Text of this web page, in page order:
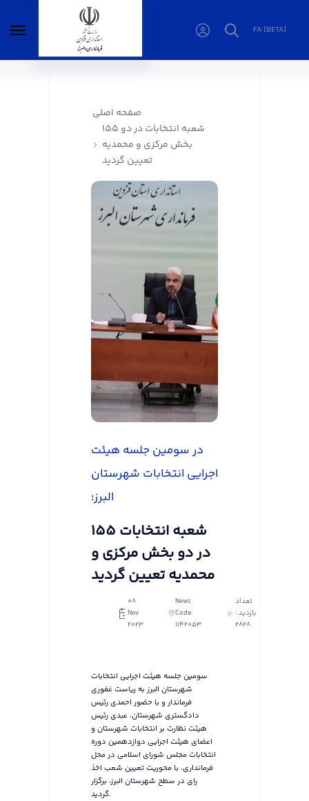
FA [BETA]
صفحه اصلی
155 شعبه انتخابات در دو
بخش مرکزی و محمدیه
تعیین گردید
در سومین جلسه هیئت
اجرایی انتخابات شهرستان
البرز؛
155 شعبه انتخابات
در دو بخش مرکزی و
محمدیه تعیین گردید
08
Nov
2023
News
Code:
1142053
تعداد
بازدید :
2828
سومین جلسه هیئت اجرایی انتخابات
شهرستان البرز به ریاست غفوری
فرماندار و با حضور احمدی رئیس
دادگستری شهرستان، عبدی رئیس
هیئت نظارت بر انتخابات شهرستان و
اعضای هیئت اجرایی دوازدهمین دوره
انتخابات مجلس شورای اسلامی در محل
فرمانداری، با محوریت تعیین شعب اخذ
رای در سطح شهرستان البرز، برگزار
گردید.